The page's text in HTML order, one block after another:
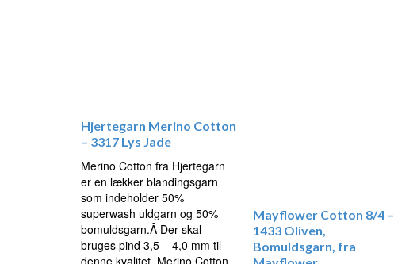
Hjertegarn Merino Cotton
– 3317 Lys Jade
Merino Cotton fra Hjertegarn
er en lækker blandingsgarn
som indeholder 50%
superwash uldgarn og 50%
bomuldsgarn.Â Der skal
bruges pind 3,5 – 4,0 mm til
Mayflower Cotton 8/4 –
1433 Oliven,
Bomuldsgarn, fra